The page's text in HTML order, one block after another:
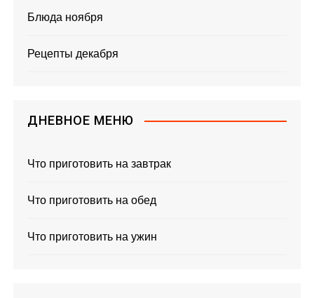
Блюда ноября
Рецепты декабря
ДНЕВНОЕ МЕНЮ
Что приготовить на завтрак
Что приготовить на обед
Что приготовить на ужин